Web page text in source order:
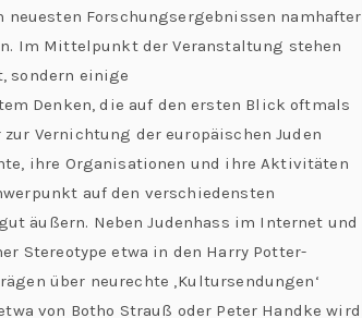
neuesten Forschungsergebnissen namhafter
Im Mittelpunkt der Veranstaltung stehen
sondern einige
Denken, die auf den ersten Blick oftmals
Vernichtung der europäischen Juden
ihre Organisationen und ihre Aktivitäten
auf den verschiedensten
äußern. Neben Judenhass im Internet und
Stereotype etwa in den Harry Potter-
über neurechte ‚Kultursendungen‘
von Botho Strauß oder Peter Handke wird